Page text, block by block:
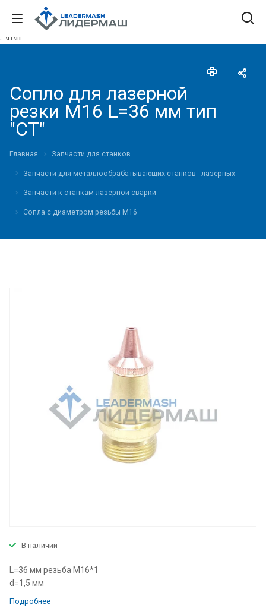
."\n \n"
Сопло для лазерной
резки М16 L=36 мм тип
"CT"
Главная Запчасти для станков
Запчасти для металлообрабатывающих станков - лазерных
Запчасти к станкам лазерной сварки
Сопла с диаметром резьбы М16
В наличии
L=36 мм резьба М16*1
d=1,5 мм
Подробнее